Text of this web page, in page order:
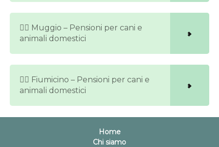
🐕‍🦺 Muggio – Pensioni per cani e
animali domestici
🐕‍🦺 Fiumicino – Pensioni per cani e
animali domestici
Home
Chi siamo